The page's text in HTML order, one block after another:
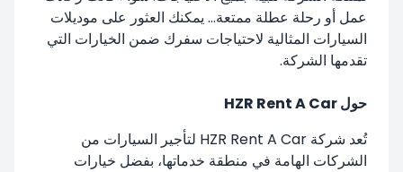
عمل أو رحلة عطلة ممتعة... يمكنك العثور على موديلات
السيارات المثالية لاحتياجات سفرك ضمن الخيارات التي
تقدمها الشركة.
حول HZR Rent A Car
تُعد شركة HZR Rent A Car لتأجير السيارات من
الشركات الهامة في منطقة خدماتها، بفضل خيارات